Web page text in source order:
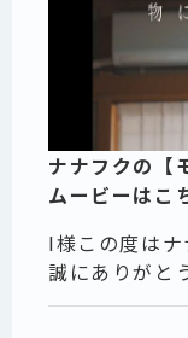
ナナフクの【
ムービーはこ
I様この度は
誠にありがと